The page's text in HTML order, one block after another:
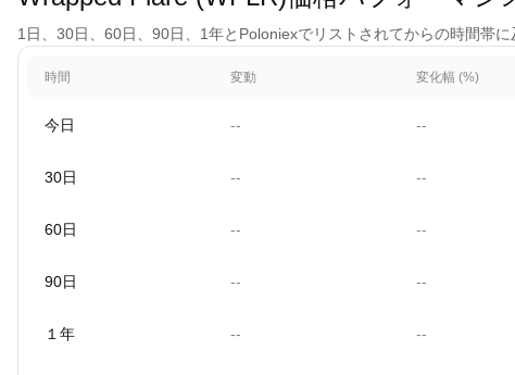
1日、30日、60日、90日、1年とPoloniexでリストされてからの時間帯
時間 変動 変化幅 (%)
今日 -- --
30日 -- --
60日 -- --
90日 -- --
１年 -- --